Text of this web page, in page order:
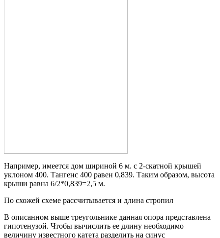
Например, имеется дом шириной 6 м. с 2-скатной крышей
уклоном 400. Тангенс 400 равен 0,839. Таким образом, высота
крыши равна 6/2*0,839=2,5 м.
По схожей схеме рассчитывается и длина стропил
В описанном выше треугольнике данная опора представлена
гипотенузой. Чтобы вычислить ее длину необходимо
величину известного катета разделить на синус